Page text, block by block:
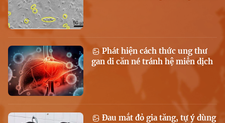
Phát hiện cách thức ung thư
gan di căn né tránh hệ miễn dịch
Đau mắt đỏ gia tăng, tự ý dùng